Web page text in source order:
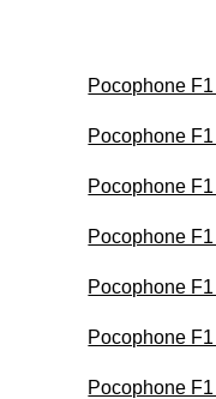
Pocophone
Pocophone
Pocophone
Pocophone
Pocophone
Pocophone
Pocophone